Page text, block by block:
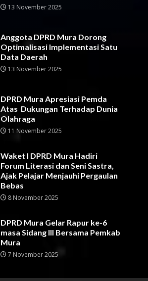
13 November 2025
Anggota DPRD Mura Dorong
Optimalisasi Implementasi Satu
Data Daerah
13 November 2025
DPRD Mura Apresiasi Pemda
Atas Dukungan Terhadap Dunia
Olahraga
11 November 2025
Waket I DPRD Mura Hadiri
Forum Literasi dan Seni Sastra,
Ajak Pelajar Menjauhi Pergaulan
Bebas
8 November 2025
DPRD Mura Gelar Rapur ke-6
masa Sidang III Bersama Pemkab
Mura
7 November 2025